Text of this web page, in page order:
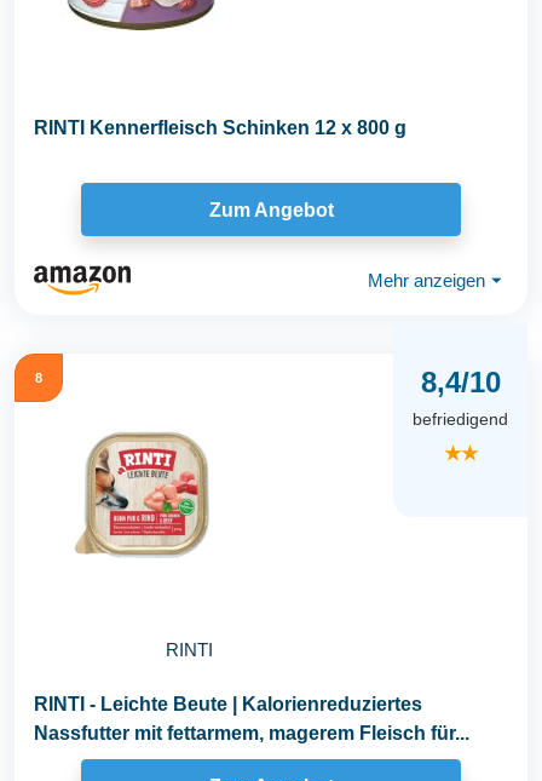
RINTI Kennerfleisch Schinken 12 x 800 g
Zum Angebot
Mehr anzeigen ⏷
8
RINTI
8,4/10
befriedigend
★★
RINTI - Leichte Beute | Kalorienreduziertes
Nassfutter mit fettarmem, magerem Fleisch für...